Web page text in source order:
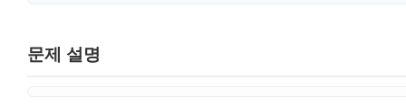
문제 설명